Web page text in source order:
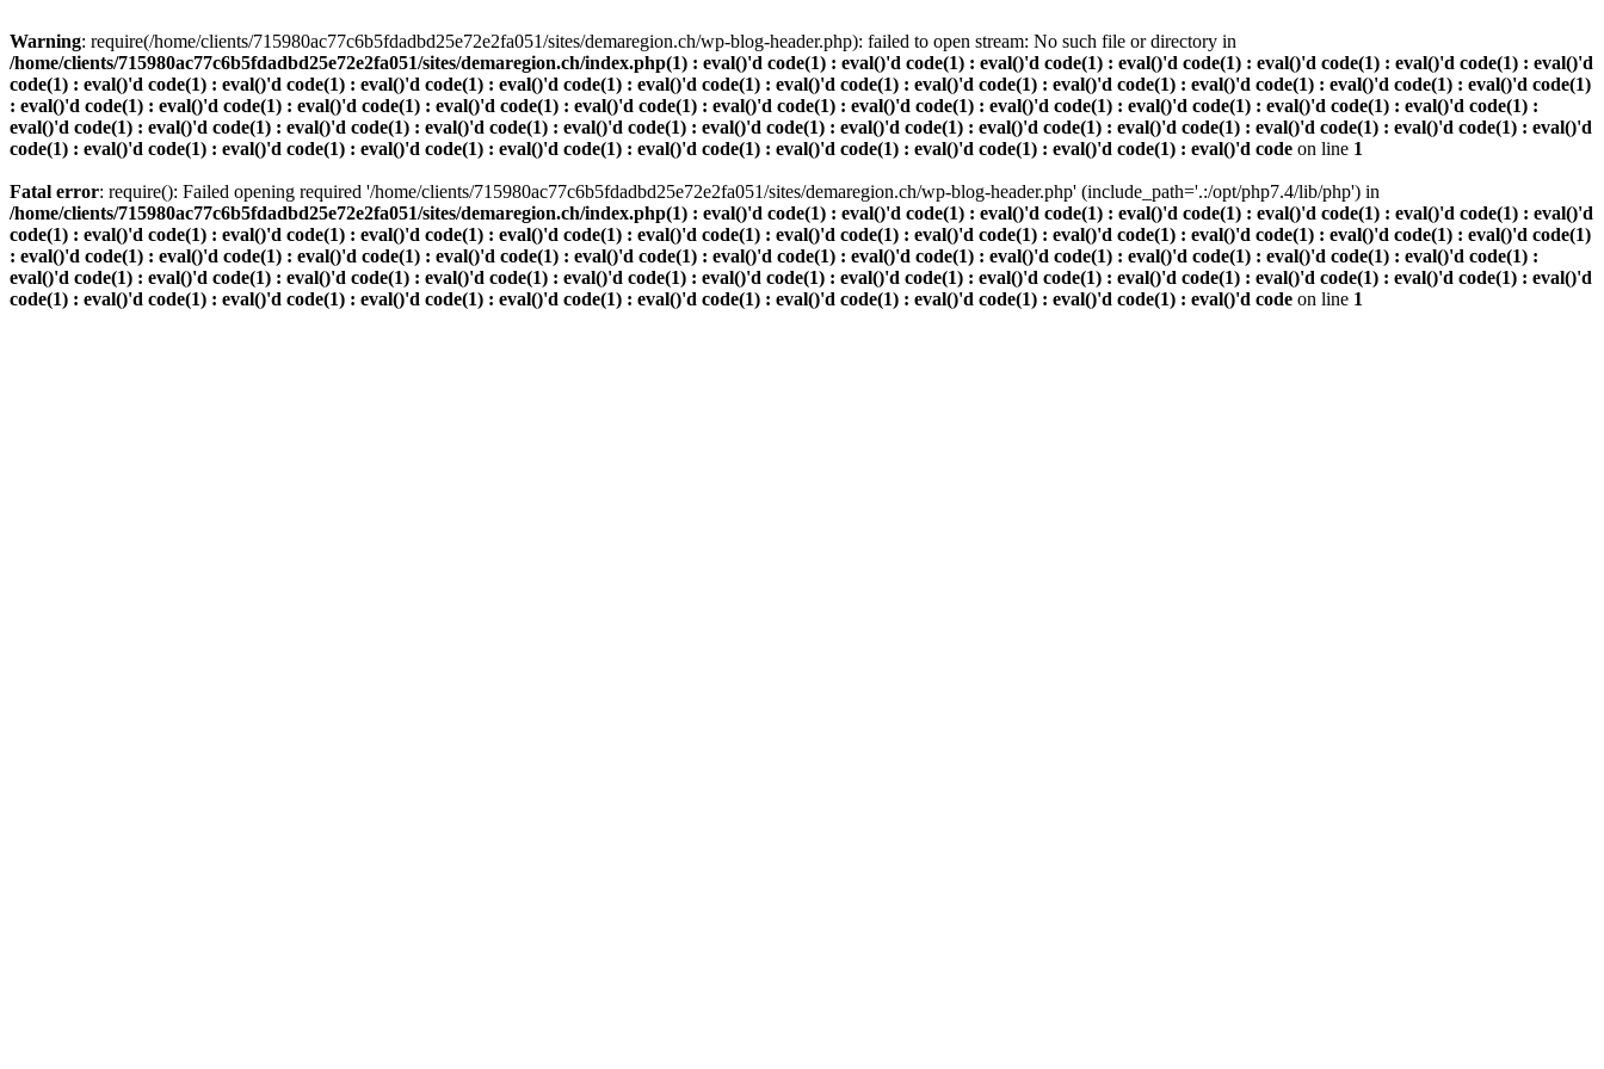
Warning: require(/home/clients/715980ac77c6b5fdadbd25e72e2fa051/sites/demaregion.ch/wp-blog-header.php): failed to open stream: No such file or directory in
/home/clients/715980ac77c6b5fdadbd25e72e2fa051/sites/demaregion.ch/index.php(1) : eval()'d code(1) : eval()'d code(1) : eval()'d code(1) : eval()'d code(1) : eval()'d code(1) : eval()'d code(1) : eval()'d
code(1) : eval()'d code(1) : eval()'d code(1) : eval()'d code(1) : eval()'d code(1) : eval()'d code(1) : eval()'d code(1) : eval()'d code(1) : eval()'d code(1) : eval()'d code(1) : eval()'d code(1) : eval()'d code(1)
: eval()'d code(1) : eval()'d code(1) : eval()'d code(1) : eval()'d code(1) : eval()'d code(1) : eval()'d code(1) : eval()'d code(1) : eval()'d code(1) : eval()'d code(1) : eval()'d code(1) : eval()'d code(1) :
eval()'d code(1) : eval()'d code(1) : eval()'d code(1) : eval()'d code(1) : eval()'d code(1) : eval()'d code(1) : eval()'d code(1) : eval()'d code(1) : eval()'d code(1) : eval()'d code(1) : eval()'d code(1) : eval()'d
code(1) : eval()'d code(1) : eval()'d code(1) : eval()'d code(1) : eval()'d code(1) : eval()'d code(1) : eval()'d code(1) : eval()'d code(1) : eval()'d code(1) : eval()'d code on line 1
Fatal error: require(): Failed opening required '/home/clients/715980ac77c6b5fdadbd25e72e2fa051/sites/demaregion.ch/wp-blog-header.php' (include_path='.:/opt/php7.4/lib/php') in
/home/clients/715980ac77c6b5fdadbd25e72e2fa051/sites/demaregion.ch/index.php(1) : eval()'d code(1) : eval()'d code(1) : eval()'d code(1) : eval()'d code(1) : eval()'d code(1) : eval()'d code(1) : eval()'d
code(1) : eval()'d code(1) : eval()'d code(1) : eval()'d code(1) : eval()'d code(1) : eval()'d code(1) : eval()'d code(1) : eval()'d code(1) : eval()'d code(1) : eval()'d code(1) : eval()'d code(1) : eval()'d code(1)
: eval()'d code(1) : eval()'d code(1) : eval()'d code(1) : eval()'d code(1) : eval()'d code(1) : eval()'d code(1) : eval()'d code(1) : eval()'d code(1) : eval()'d code(1) : eval()'d code(1) : eval()'d code(1) :
eval()'d code(1) : eval()'d code(1) : eval()'d code(1) : eval()'d code(1) : eval()'d code(1) : eval()'d code(1) : eval()'d code(1) : eval()'d code(1) : eval()'d code(1) : eval()'d code(1) : eval()'d code(1) : eval()'d
code(1) : eval()'d code(1) : eval()'d code(1) : eval()'d code(1) : eval()'d code(1) : eval()'d code(1) : eval()'d code(1) : eval()'d code(1) : eval()'d code(1) : eval()'d code on line 1